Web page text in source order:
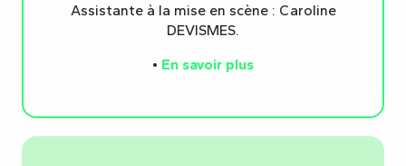
Assistante à la mise en scène : Caroline
DEVISMES.
• En savoir plus